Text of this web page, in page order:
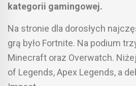
kategorii gamingowej.
Na stronie dla dorosłych
grą było Fortnite. Na podium
Minecraft oraz Overwatch.
of Legends, Apex Legends, a